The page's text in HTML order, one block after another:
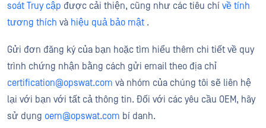
soát Truy cập được cải thiện, cũng như các tiêu chí về tính
tương thích và hiệu quả bảo mật .
Gửi đơn đăng ký của bạn hoặc tìm hiểu thêm chi tiết về quy
trình chứng nhận bằng cách gửi email theo địa chỉ
certification@opswat.com và nhóm của chúng tôi sẽ liên hệ
lại với bạn với tất cả thông tin. Đối với các yêu cầu OEM, hãy
sử dụng oem@opswat.com bí danh.